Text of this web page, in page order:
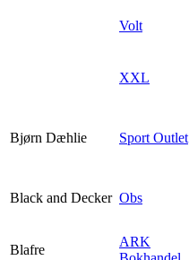
Volt
XXL
Bjørn Dæhlie Sport Outlet
Black and Decker Obs
Blafre
ARK